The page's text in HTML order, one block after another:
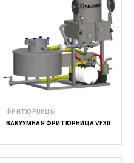
ФРИТЮРНИЦЫ
ВАКУУМНАЯ ФРИТЮРНИЦА VF30